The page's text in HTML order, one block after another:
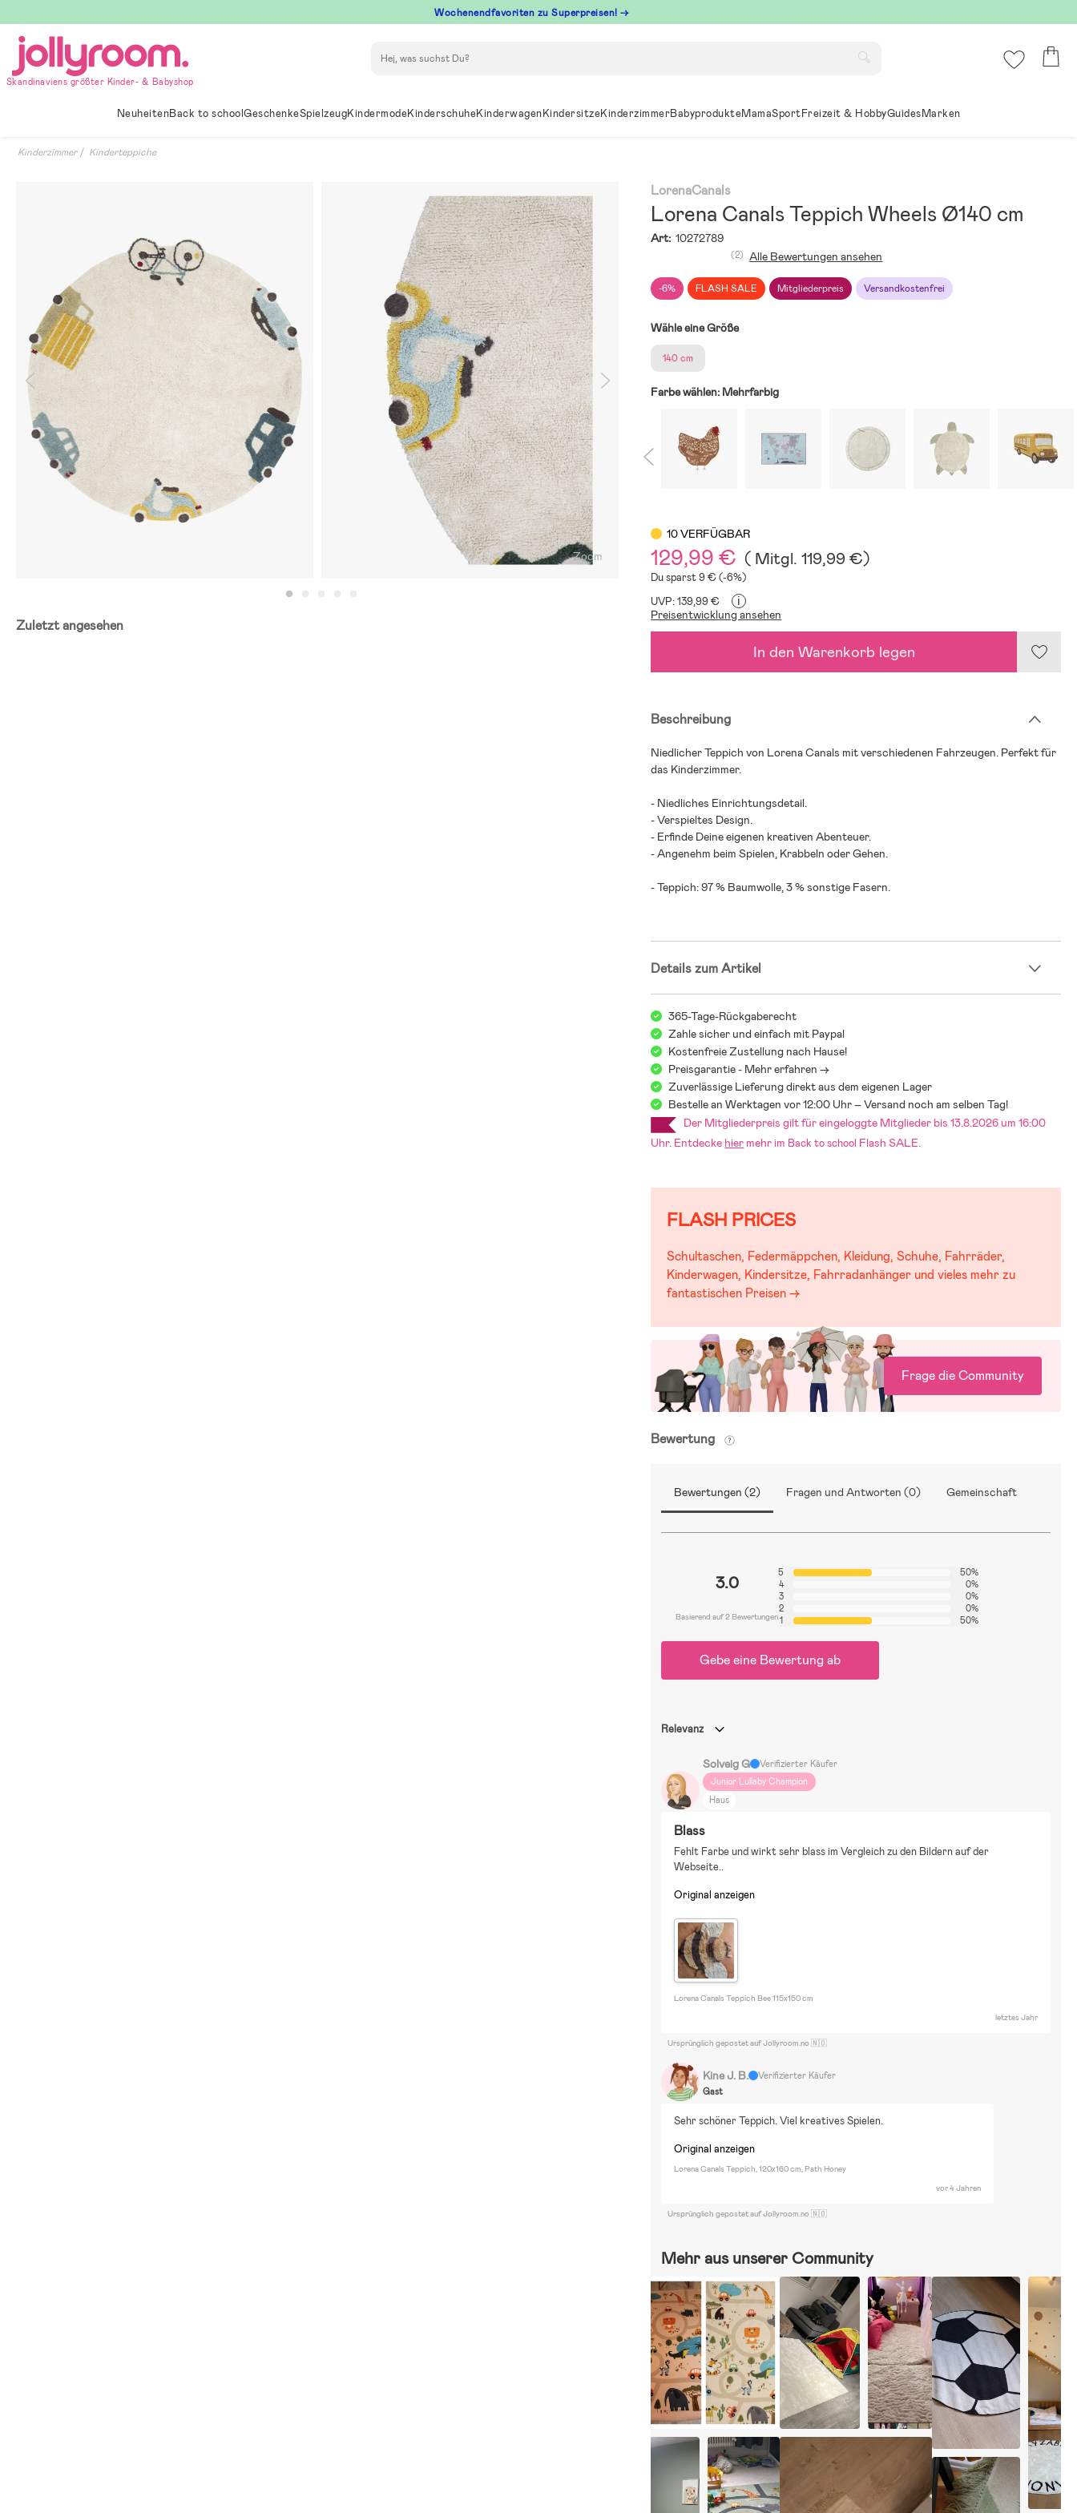
till
innehållet
Wochenendfavoriten zu Superpreisen! →
Skandinaviens größter Kinder- & Babyshop
NeuheitenBack to schoolGeschenkeSpielzeugKindermodeKinderschuheKinderwagenKindersitzeKinderzimmerBabyprodukteMamaSportFreizeit & HobbyGuidesMarken
Kinderzimmer Kinderteppiche
Zoom
Zuletzt angesehen
LorenaCanals
Lorena Canals Teppich Wheels Ø140 cm
Art: 10272789
-6% FLASH SALE Mitgliederpreis Versandkostenfrei
(2) Alle Bewertungen ansehen
Wähle eine Größe
140 cm
Farbe wählen: Mehrfarbig
10 VERFÜGBAR
129,99 € ( Mitgl. 119,99 €)
Du sparst 9 € (-6%)
UVP: 139,99 €
i
Preisentwicklung ansehen
In den Warenkorb legen
Beschreibung
Niedlicher Teppich von Lorena Canals mit verschiedenen Fahrzeugen. Perfekt für
das Kinderzimmer.
- Niedliches Einrichtungsdetail.
- Verspieltes Design.
- Erfinde Deine eigenen kreativen Abenteuer.
- Angenehm beim Spielen, Krabbeln oder Gehen.
- Teppich: 97 % Baumwolle, 3 % sonstige Fasern.
Details zum Artikel
365-Tage-Rückgaberecht
Zahle sicher und einfach mit Paypal
Kostenfreie Zustellung nach Hause!
Preisgarantie - Mehr erfahren ->
Zuverlässige Lieferung direkt aus dem eigenen Lager
Bestelle an Werktagen vor 12:00 Uhr – Versand noch am selben Tag!
Der Mitgliederpreis gilt für eingeloggte Mitglieder bis 13.8.2026 um 16:00
Uhr. Entdecke hier mehr im Back to school Flash SALE.
FLASH PRICES
Schultaschen, Federmäppchen, Kleidung, Schuhe, Fahrräder,
Kinderwagen, Kindersitze, Fahrradanhänger und vieles mehr zu
fantastischen Preisen →
Frage die Community
Bewertung
Bewertungen (2) Fragen und Antworten (0) Gemeinschaft
3.0
Basierend auf 2 Bewertungen
5
50%
4
0%
3
0%
2
0%
1
50%
Gebe eine Bewertung ab
Relevanz
Solveig G
Verifizierter Käufer
Junior Lullaby Champion
Haus
Blass
Fehlt Farbe und wirkt sehr blass im Vergleich zu den Bildern auf der
Webseite..
Original anzeigen
Lorena Canals Teppich Bee 115x150 cm
letztes Jahr
Ursprünglich gepostet auf Jollyroom.no 🇳🇴
Kine J. B.
Verifizierter Käufer
Gast
Sehr schöner Teppich. Viel kreatives Spielen.
Original anzeigen
Lorena Canals Teppich, 120x160 cm, Path Honey
vor 4 Jahren
Ursprünglich gepostet auf Jollyroom.no 🇳🇴
Mehr aus unserer Community